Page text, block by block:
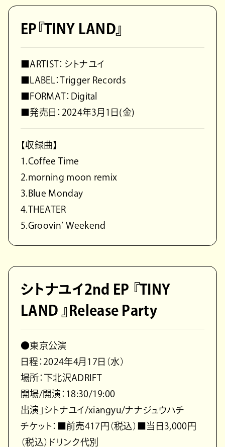
EP『TINY LAND』
■ARTIST：シトナユイ
■LABEL：Trigger Records
■FORMAT：Digital
■発売日：2024年3月1日(金)
【収録曲】
1.Coffee Time
2.morning moon remix
3.Blue Monday
4.THEATER
5.Groovin’ Weekend
シトナユイ2nd EP 『TINY
LAND 』Release Party
●東京公演
日程：2024年4月17日（水）
場所：下北沢ADRIFT
開場/開演：18:30/19:00
出演」シトナユイ/xiangyu/ナナジュウハチ
チケット：■前売417円（税込）■当日3,000円
（税込）ドリンク代別